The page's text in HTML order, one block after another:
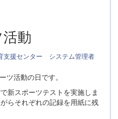
動
支援センター システム管理者
ツ活動の日です。
新スポーツテストを実施しま
らそれぞれの記録を用紙に残